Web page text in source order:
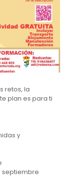
retos, la
plan es para ti
y
septiembre